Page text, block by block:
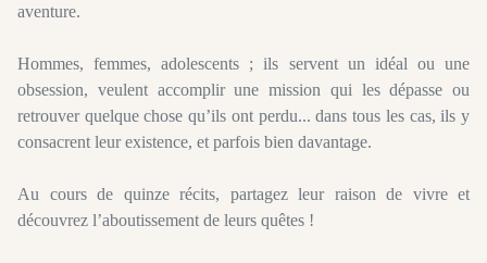
aventure.
Hommes, femmes, adolescents ; ils servent un idéal ou une
obsession, veulentaccomplir une mission qui les dépasse ou
retrouver quelque chose qu’ils ont perdu... dans tous les cas, ils y
consacrent leur existence, et parfois bien davantage.
Au cours de quinze récits, partagez leur raison de vivre et
découvrez l’aboutissement de leurs quêtes !